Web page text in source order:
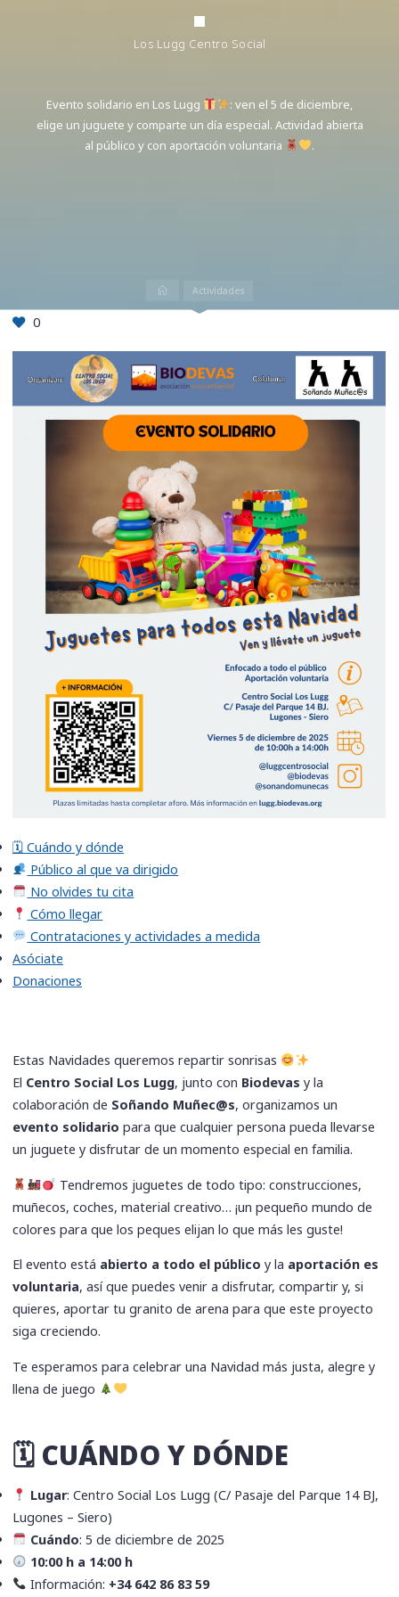
Los Lugg Centro Social
InicioActividades
Evento solidario en Los Lugg
: ven el 5 de diciembre,
elige un juguete y comparte un día especial. Actividad abierta
al público y con aportación voluntaria
.
0
🗓 Cuándo y dónde
Público al que va dirigido
​ No olvides tu cita
Cómo llegar
Contrataciones y actividades a medida
Asóciate
Donaciones
Estas Navidades queremos repartir sonrisas
El Centro Social Los Lugg, junto con Biodevas y la
colaboración de Soñando Muñec@s, organizamos un
evento solidario para que cualquier persona pueda llevarse
un juguete y disfrutar de un momento especial en familia.
Tendremos juguetes de todo tipo: construcciones,
muñecos, coches, material creativo… ¡un pequeño mundo de
colores para que los peques elijan lo que más les guste!
El evento está abierto a todo el público y la aportación es
voluntaria, así que puedes venir a disfrutar, compartir y, si
quieres, aportar tu granito de arena para que este proyecto
siga creciendo.
Te esperamos para celebrar una Navidad más justa, alegre y
llena de juego
🗓 CUÁNDO Y DÓNDE
Lugar: Centro Social Los Lugg (C/ Pasaje del Parque 14 BJ,
Lugones – Siero)
Cuándo: 5 de diciembre de 2025
10:00 h a 14:00 h
Información: +34 642 86 83 59